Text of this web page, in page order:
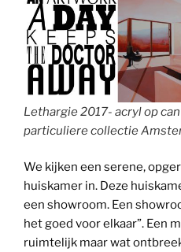
Lethargie 2017- acryl op
particuliere collectie
We kijken een serene,
huiskamer in. Deze
een showroom. Een
het goed voor elkaar”. Een
ruimtelijk maar wat